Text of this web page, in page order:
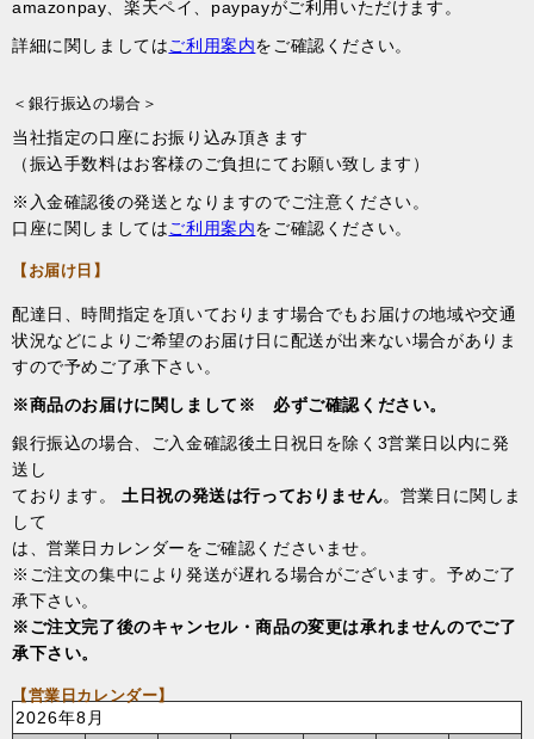
amazonpay、楽天ペイ、paypayがご利用いただけます。
詳細に関しましてはご利用案内をご確認ください。
＜銀行振込の場合＞
当社指定の口座にお振り込み頂きます
（振込手数料はお客様のご負担にてお願い致します）
※入金確認後の発送となりますのでご注意ください。
口座に関しましてはご利用案内をご確認ください。
【お届け日】
配達日、時間指定を頂いております場合でもお届けの地域や交通
状況などによりご希望のお届け日に配送が出来ない場合がありま
すので予めご了承下さい。
※商品のお届けに関しまして※ 必ずご確認ください。
銀行振込の場合、ご入金確認後土日祝日を除く3営業日以内に発
送し
ております。 土日祝の発送は行っておりません。営業日に関しま
して
は、営業日カレンダーをご確認くださいませ。
※ご注文の集中により発送が遅れる場合がございます。予めご了
承下さい。
※ご注文完了後のキャンセル・商品の変更は承れませんのでご了
承下さい。
【営業日カレンダー】
2026年8月